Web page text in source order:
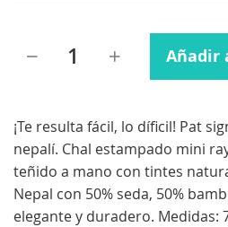
Añadir
¡Te resulta fácil, lo díficil! Pat
nepalí. Chal estampado mini
teñido a mano con tintes
Nepal con 50% seda, 50%
elegante y duradero. Medidas: